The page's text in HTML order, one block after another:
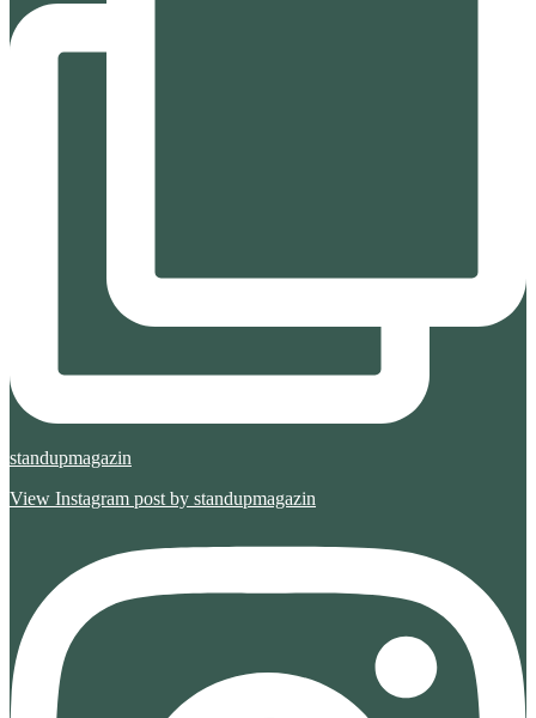
standupmagazin
View Instagram post by standupmagazin